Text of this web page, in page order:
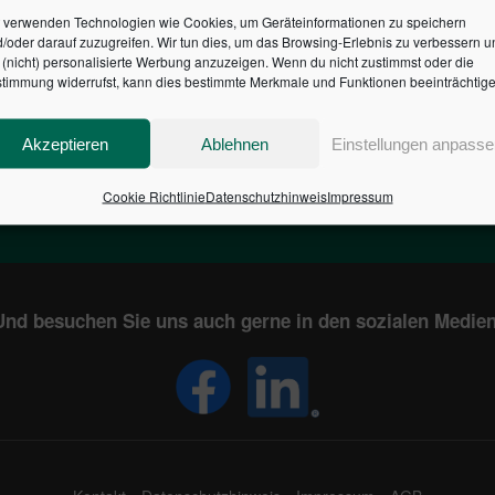
verwenden Technologien wie Cookies, um Geräteinformationen zu speichern
oder darauf zuzugreifen. Wir tun dies, um das Browsing-Erlebnis zu verbessern
personalisierte Werbung anzuzeigen. Wenn du nicht zustimmst oder die
widerrufst, kann dies bestimmte Merkmale und Funktionen
Akzeptieren Ablehnen Einstellungen
Cookie RichtlinieDatenschutzhinweisImpressum
DES BUNDES DER
€
IN DEUTSCHLAND
besuchen Sie uns auch gerne in den sozialen